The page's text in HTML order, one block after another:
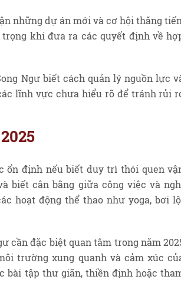
những dự án mới và cơ hội thăng
khi đưa ra các quyết định về
Ngư biết cách quản lý nguồn lực
lĩnh vực chưa hiểu rõ để tránh rủi
ổn định nếu biết duy trì thói quen
biết cân bằng giữa công việc và
hoạt động thể thao như yoga, bơi
cần đặc biệt quan tâm trong năm
trường xung quanh và cảm xúc
bài tập thư giãn, thiền định hoặc